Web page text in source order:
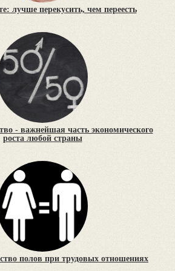
лучше перекусить, чем переесть
- важнейшая часть экономического
роста любой страны
полов при трудовых отношениях